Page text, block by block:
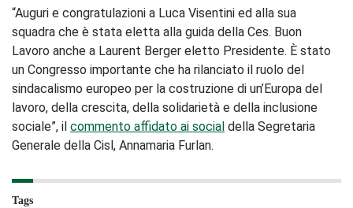
“Auguri e congratulazioni a Luca Visentini ed alla sua
squadra che è stata eletta alla guida della Ces. Buon
Lavoro anche a Laurent Berger eletto Presidente. È stato
un Congresso importante che ha rilanciato il ruolo del
sindacalismo europeo per la costruzione di un’Europa del
lavoro, della crescita, della solidarietà e della inclusione
sociale”, il commento affidato ai social della Segretaria
Generale della Cisl, Annamaria Furlan.
Tags